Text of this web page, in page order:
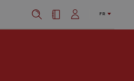
FR